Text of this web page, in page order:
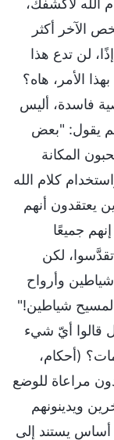
الآخر أكثر
لن تدع هذا
الأمر، هاه؟
فاسدة، أليس
يقول: "بعض
المكانة
كلام الله
يعتقدون أنهم
جميعًا
لكن
وأرواح
شياطين!"
قالوا أيّ شيء
(أحكام،
دون مراعاة للوضع
ويدينونهم
يستند إلى